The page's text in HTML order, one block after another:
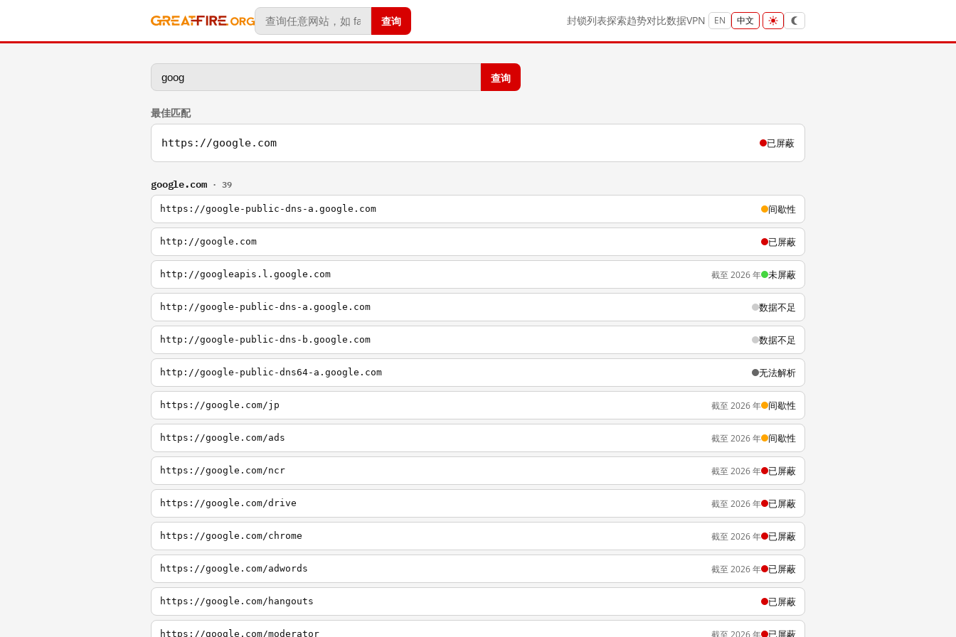
查询 封锁列表探索趋势对比数据VPN EN 中文
查询
最佳匹配
https://google.com 已屏蔽
google.com · 39
https://google-public-dns-a.google.com 间歇性
http://google.com 已屏蔽
http://googleapis.l.google.com 截至 2026 年 未屏蔽
http://google-public-dns-a.google.com 数据不足
http://google-public-dns-b.google.com 数据不足
http://google-public-dns64-a.google.com 无法解析
https://google.com/jp 截至 2026 年 间歇性
https://google.com/ads 截至 2026 年 间歇性
https://google.com/ncr 截至 2026 年 已屏蔽
https://google.com/drive 截至 2026 年 已屏蔽
https://google.com/chrome 截至 2026 年 已屏蔽
https://google.com/adwords 截至 2026 年 已屏蔽
https://google.com/hangouts 已屏蔽
https://google.com/moderator 截至 2026 年 已屏蔽